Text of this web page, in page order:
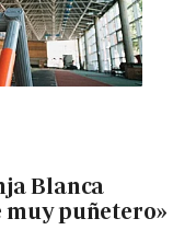
Blanca
muy puñetero»